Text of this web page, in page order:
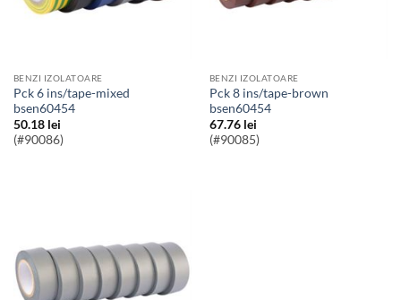
BENZI IZOLATOARE
pck 6 ins/tape-mixed
bsen60454
50.18 lei
(#90086)
BENZI IZOLATOARE
pck 8 ins/tape-brown
bsen60454
67.76 lei
(#90085)